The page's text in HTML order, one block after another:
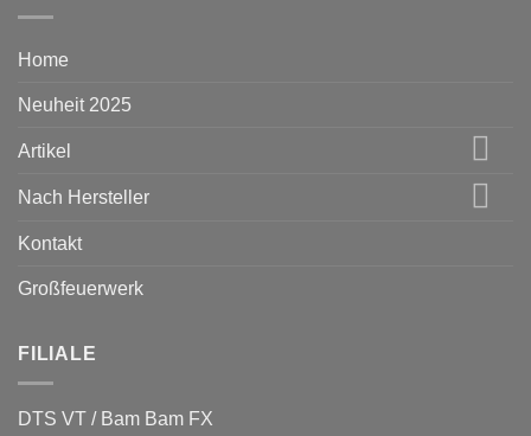
Home
Neuheit 2025
Artikel
Nach Hersteller
Kontakt
Großfeuerwerk
FILIALE
DTS VT / Bam Bam FX